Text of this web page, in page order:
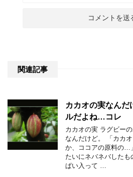
関連記事
カカオの実なんだ
ルだよね…コレ
カカオの実 ラグビー
なんだけど。 「カカ
か、ココアの原料の…
たいにネバネバしたも
ぱい入って …